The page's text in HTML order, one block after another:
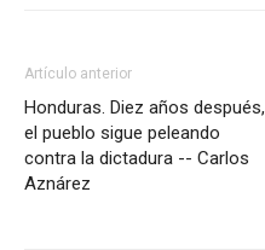
Artículo anterior
Honduras. Diez años después,
el pueblo sigue peleando
contra la dictadura -- Carlos
Aznárez